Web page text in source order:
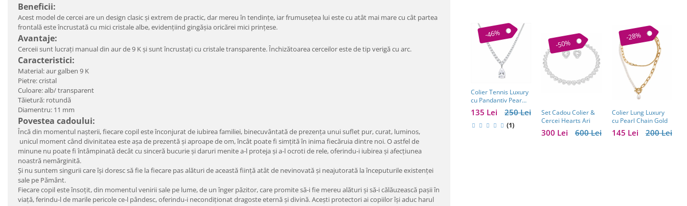
Beneficii:
Acest model de cercei are un design clasic și extrem de practic, dar mereu în tendințe, iar frumusețea lui este cu atât mai mare cu cât partea
frontală este încrustată cu mici cristale albe, evidențiind gingășia oricărei mici prințese.
Avantaje:
Cerceii sunt lucrați manual din aur de 9 K și sunt încrustați cu cristale transparente. Închizătoarea cerceilor este de tip verigă cu arc.
Caracteristici:
Material: aur galben 9 K
Pietre: cristal
Culoare: alb/ transparent
Tăietură: rotundă
Diamentru: 11 mm
Povestea cadoului:
Încă din momentul nașterii, fiecare copil este înconjurat de iubirea familiei, binecuvântată de prezența unui suflet pur, curat, luminos,
unicul moment când divinitatea este așa de prezentă și aproape de om, încât poate fi simțită în inima fiecăruia dintre noi. O astfel de
minune nu poate fi întâmpinată decât cu sinceră bucurie și daruri menite a-l proteja și a-l ocroti de rele, oferindu-i iubirea și afecțiunea
noastră nemărginită.
Și nu suntem singurii care își doresc să fie la fiecare pas alături de această ființă atât de nevinovată și neajutorată la începuturile existenței
sale pe Pământ.
Fiecare copil este însoțit, din momentul venirii sale pe lume, de un înger păzitor, care promite să-i fie mereu alături și să-i călăuzească pașii în
viață, ferindu-l de marile pericole ce-l pândesc, oferindu-i necondiționat dragoste eternă și divină. Acești protectori ai copiilor își aduc harul
-46%
Colier Tennis Luxury
cu Pandantiv Pear
Cut – Eleganță
Atemporală 250 Lei
135 Lei
(1)
-50%
Set Cadou Colier &
Cercei Hearts Ari
600 Lei
300 Lei
-28%
Colier Lung Luxury
cu Pearl Chain Gold
200 Lei
145 Lei